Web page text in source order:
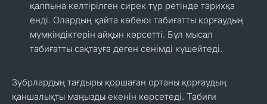
қалпына келтірілген сирек түр ретінде тарихқа
енді. Олардың қайта көбеюі табиғатты қорғаудың
мүмкіндіктерін айқын көрсетті. Бұл мысал
табиғатты сақтауға деген сенімді күшейтеді.
Зубрлардың тағдыры қоршаған ортаны қорғаудың
қаншалықты маңызды екенін көрсетеді. Табиғи